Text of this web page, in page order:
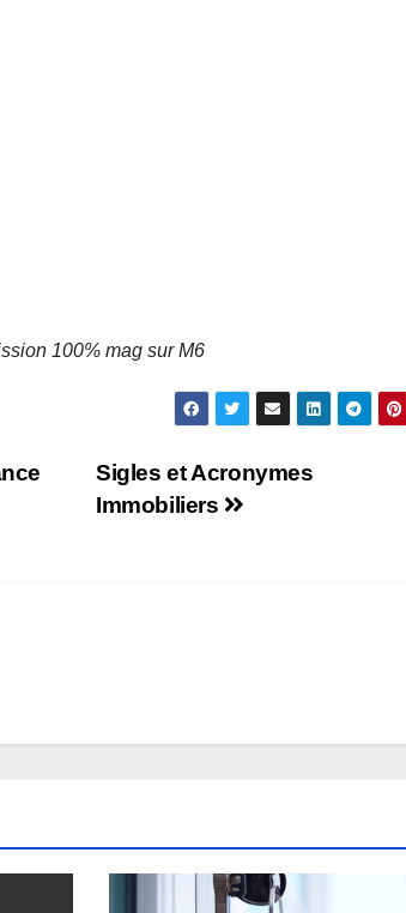
100% mag sur M6
Sigles et Acronymes
Immobiliers